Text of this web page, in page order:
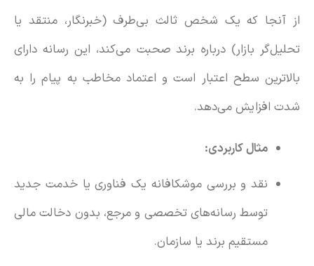
از آنجا که یک شخص ثالث بی‌طرف (خبرنگار، منتقد یا
تحلیل‌گر بازار) درباره برند صحبت می‌کند، این رسانه دارای
بالاترین سطح اعتبار است و اعتماد مخاطب به پیام را به
شدت افزایش می‌دهد.
مثال‌ کاربردی:
نقد و بررسی موشکافانه یک فناوری یا خدمت جدید
توسط رسانه‌های تخصصی و مرجع، بدون دخالت مالی
مستقیم برند یا سازمان.